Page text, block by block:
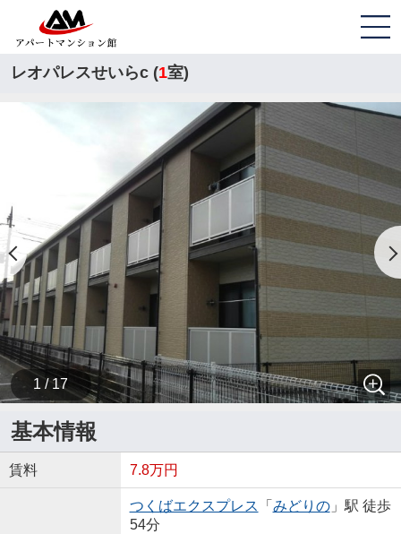
レオパレスせいらc (1室)
1 / 17
基本情報
賃料 7.8万円
つくばエクスプレス 「 みどりの」駅 徒歩
54分